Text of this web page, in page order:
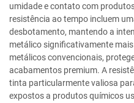
umidade e contato com
resistência ao tempo incluem
desbotamento, mantendo a
metálico significativamente
metálicos convencionais,
acabamentos premium. A
tinta particularmente valiosa
expostos a produtos químicos